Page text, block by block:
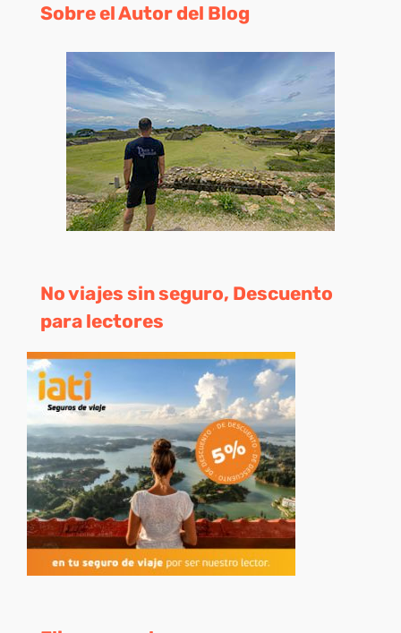
Sobre el Autor del Blog
No viajes sin seguro, Descuento
para lectores